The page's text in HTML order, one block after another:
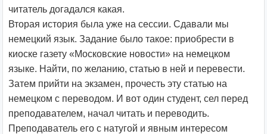
читатель догадался какая.
Вторая история была уже на сессии. Сдавали мы
немецкий язык. Задание было такое: приобрести в
киоске газету «Московские новости» на немецком
языке. Найти, по желанию, статью в ней и перевести.
Затем прийти на экзамен, прочесть эту статью на
немецком с переводом. И вот один студент, сел перед
преподавателем, начал читать и переводить.
Преподаватель его с натугой и явным интересом